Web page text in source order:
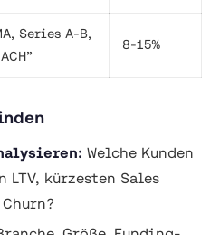
Series A-B,
8-15%
Welche Kunden
LTV, kürzesten Sales